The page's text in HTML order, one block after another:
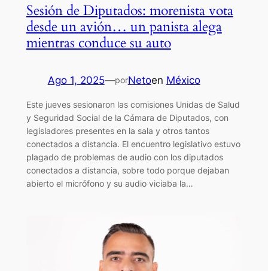
Sesión de Diputados: morenista vota
desde un avión… un panista alega
mientras conduce su auto
Ago 1, 2025—porNetoen México
Este jueves sesionaron las comisiones Unidas de Salud
y Seguridad Social de la Cámara de Diputados, con
legisladores presentes en la sala y otros tantos
conectados a distancia. El encuentro legislativo estuvo
plagado de problemas de audio con los diputados
conectados a distancia, sobre todo porque dejaban
abierto el micrófono y su audio viciaba la…